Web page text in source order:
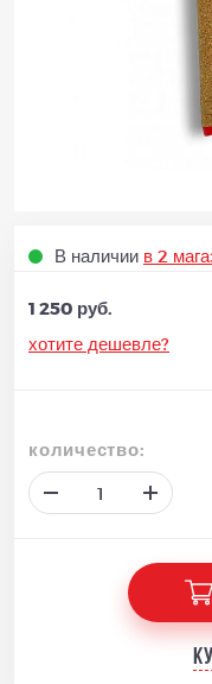
В наличии в 2
1 250 руб.
хотите дешевле?
количество: